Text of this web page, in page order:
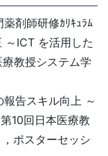
剤師研修ｶﾘｷｭﾗﾑ
～ICT を活用した
教授システム学
告スキル向上 ～
10回日本医療教
ポスターセッシ